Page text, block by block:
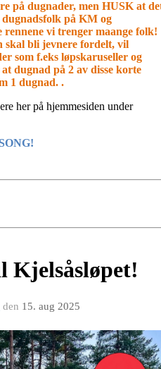
på dugnader, men HUSK at
på KM og
rennene vi trenger maange folk!
skal bli jevnere fordelt, vil
som f.eks løpskaruseller og
dugnad på 2 av disse korte
1 dugnad. .
her på hjemmesiden under
Kjelsåsløpet!
den 15. aug 2025